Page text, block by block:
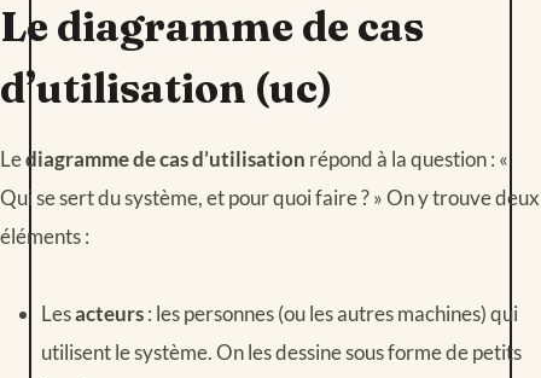
Le diagramme de cas
d’utilisation (uc)
Lediagramme de cas d’utilisation répond à la question : «
Qui se sert du système, et pour quoi faire ? » On y trouve deux
éléments :
Lesacteurs: les personnes (ou les autres machines) qui
utilisent le système. On les dessine sous forme de petits